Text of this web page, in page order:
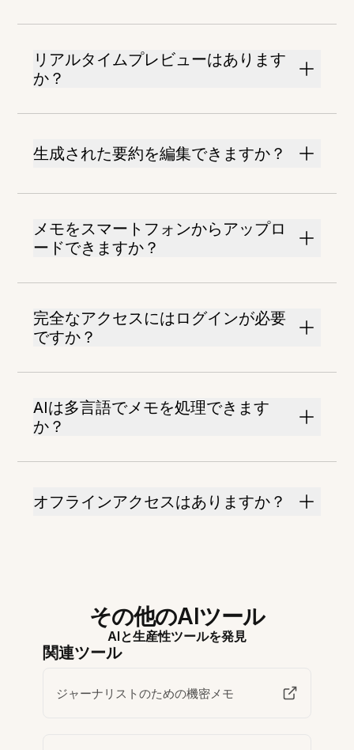
リアルタイムプレビューはあります
か？
生成された要約を編集できますか？
メモをスマートフォンからアップロ
ードできますか？
完全なアクセスにはログインが必要
ですか？
AIは多言語でメモを処理できます
か？
オフラインアクセスはありますか？
その他のAIツール
AIと生産性ツールを発見
関連ツール
ジャーナリストのための機密メモ